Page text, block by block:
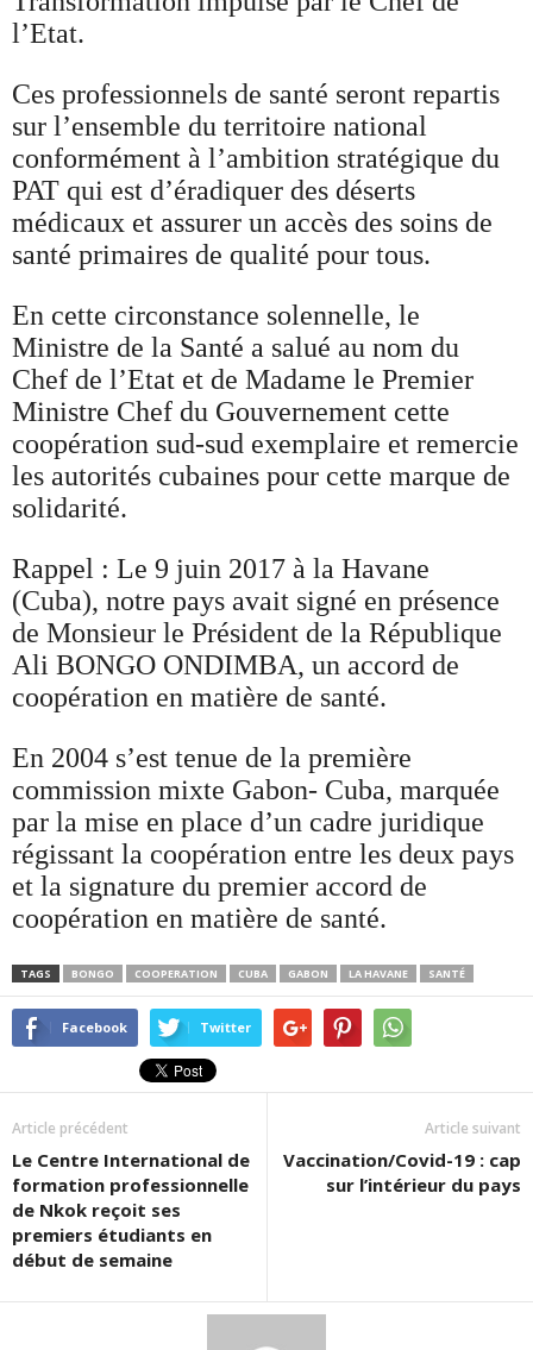
l’Etat.
Ces professionnels de santé seront repartis
sur l’ensemble du territoire national
conformément à l’ambition stratégique du
PAT qui est d’éradiquer des déserts
médicaux et assurer un accès des soins de
santé primaires de qualité pour tous.
En cette circonstance solennelle, le
Ministre de la Santé a salué au nom du
Chef de l’Etat et de Madame le Premier
Ministre Chef du Gouvernement cette
coopération sud-sud exemplaire et remercie
les autorités cubaines pour cette marque de
solidarité.
Rappel : Le 9 juin 2017 à la Havane
(Cuba), notre pays avait signé en présence
de Monsieur le Président de la République
Ali BONGO ONDIMBA, un accord de
coopération en matière de santé.
En 2004 s’est tenue de la première
commission mixte Gabon- Cuba, marquée
par la mise en place d’un cadre juridique
régissant la coopération entre les deux pays
et la signature du premier accord de
coopération en matière de santé.
TAGS BONGO COOPERATION CUBA GABON LA HAVANE SANTÉ
Facebook Twitter
Article précédent
Le Centre International de
formation professionnelle
de Nkok reçoit ses
premiers étudiants en
début de semaine
Article suivant
Vaccination/Covid-19 : cap
sur l’intérieur du pays